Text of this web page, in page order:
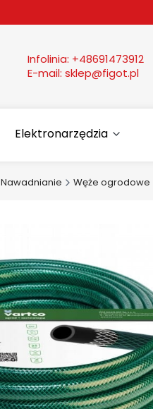
Infolinia: +48691473912
E-mail: sklep@figot.pl
Elektronarzędzia
Nawadnianie Węże ogrodowe